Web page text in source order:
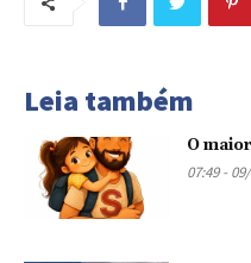
Leia também
O
07:49 -